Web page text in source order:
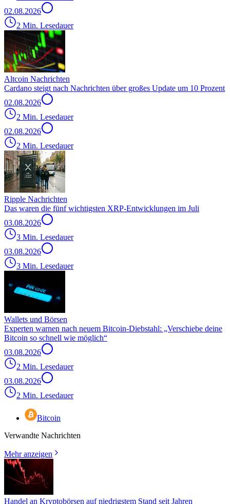
02.08.2026
2 Min. Lesedauer
Altcoin Nachrichten
Cardano steigt nach Nachrichten über großes Update um 10 Prozent
02.08.2026
2 Min. Lesedauer
02.08.2026
2 Min. Lesedauer
Ripple Nachrichten
Das waren die fünf wichtigsten XRP-Entwicklungen im Juli
03.08.2026
3 Min. Lesedauer
03.08.2026
3 Min. Lesedauer
Wallets und Börsen
Experten warnen nach neuem Bitcoin-Diebstahl: „Verschiebe deine
Bitcoin so schnell wie möglich“
03.08.2026
2 Min. Lesedauer
03.08.2026
2 Min. Lesedauer
Bitcoin
Verwandte Nachrichten
Mehr anzeigen
Handel an Kryptobörsen auf niedrigstem Stand seit Jahren